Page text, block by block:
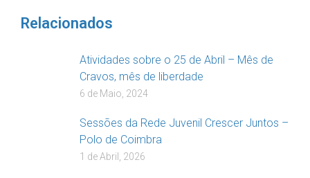
Relacionados
Atividades sobre o 25 de Abril – Mês de
Cravos, mês de liberdade
6 de Maio, 2024
Sessões da Rede Juvenil Crescer Juntos –
Polo de Coimbra
1 de Abril, 2026